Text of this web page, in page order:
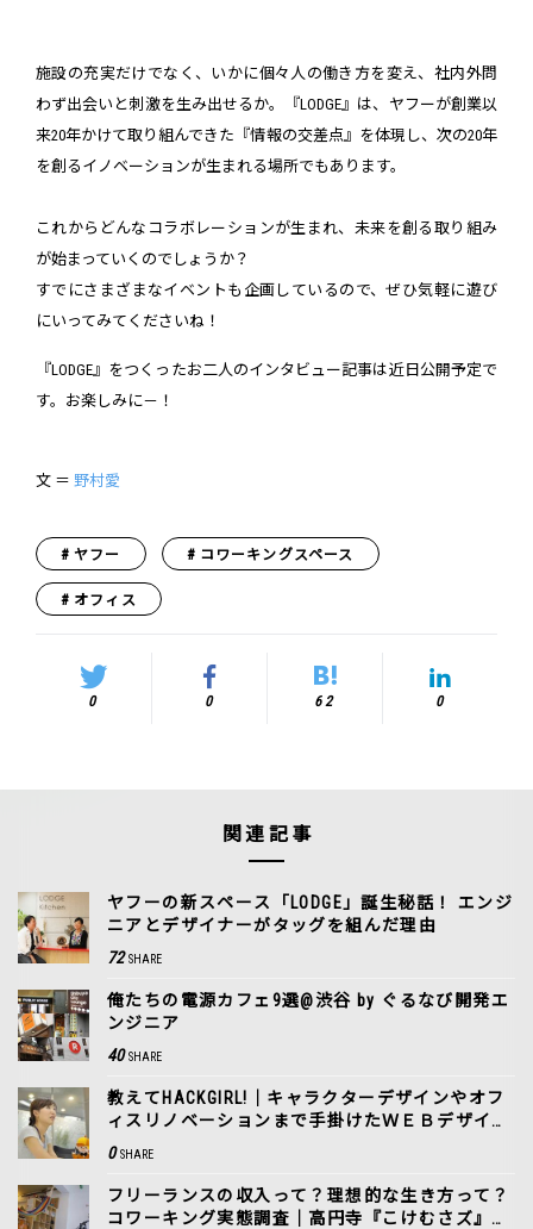
施設の充実だけでなく、いかに個々人の働き方を変え、社内外問
わず出会いと刺激を生み出せるか。『LODGE』は、ヤフーが創業以
来20年かけて取り組んできた『情報の交差点』を体現し、次の20年
を創るイノベーションが生まれる場所でもあります。
これからどんなコラボレーションが生まれ、未来を創る取り組み
が始まっていくのでしょうか？
すでにさまざまなイベントも企画しているので、ぜひ気軽に遊び
にいってみてくださいね！
『LODGE』をつくったお二人のインタビュー記事は近日公開予定で
す。お楽しみに－！
文 ＝ 野村愛
ヤフー コワーキングスペース
オフィス
0 0 62 0
関連記事
ヤフーの新スペース「LODGE」誕生秘話！ エンジ
ニアとデザイナーがタッグを組んだ理由
72 SHARE
俺たちの電源カフェ9選@渋谷 by ぐるなび開発エ
ンジニア
40 SHARE
教えてHACKGIRL!｜キャラクターデザインやオフ
ィスリノベーションまで手掛けたＷＥＢデザイナ
ー。
0 SHARE
フリーランスの収入って？理想的な生き方って？
コワーキング実態調査｜高円寺『こけむさズ』の